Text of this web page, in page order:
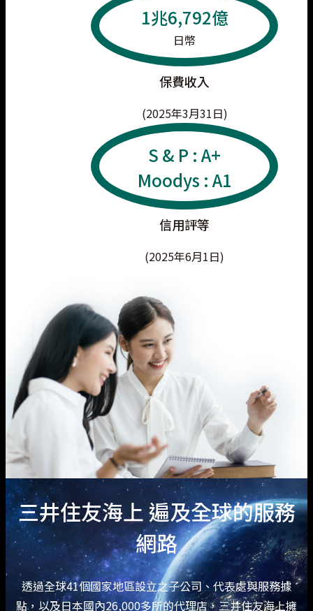
1兆6,792億
日幣
保費收入
(2025年3月31日)
S & P : A+
Moodys : A1
信用評等
(2025年6月1日)
三井住友海上 遍及全球的服務
網路
透過全球41個國家地區設立之子公司、代表處與服務據
點，以及日本國內26,000多所的代理店，三井住友海上擁